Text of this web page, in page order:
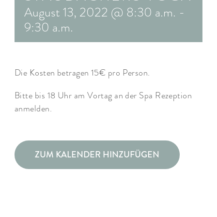
ARRANGEMENTS
WISSENSWERTES
August 13, 2022 @ 8:30 a.m. -
9:30 a.m.
Die Kosten betragen 15€ pro Person.
Bitte bis 18 Uhr am Vortag an der Spa Rezeption
anmelden.
ZUM KALENDER HINZUFÜGEN